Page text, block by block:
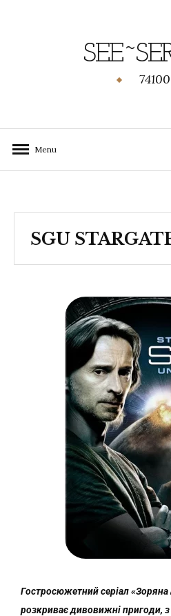
74100
Menu
SGU
Гостросюжетний серіал «Зоряна
розкриває дивовижні пригоди,